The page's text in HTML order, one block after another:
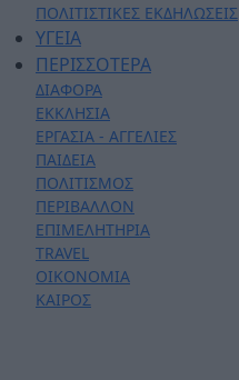
ΠΟΛΙΤΙΣΤΙΚΕΣ ΕΚΔΗΛΩΣΕΙΣ
ΥΓΕΙΑ
ΠΕΡΙΣΣΟΤΕΡΑ
ΔΙΑΦΟΡΑ
ΕΚΚΛΗΣΙΑ
ΕΡΓΑΣΙΑ - ΑΓΓΕΛΙΕΣ
ΠΑΙΔΕΙΑ
ΠΟΛΙΤΙΣΜΟΣ
ΠΕΡΙΒΑΛΛΟΝ
ΕΠΙΜΕΛΗΤΗΡΙΑ
TRAVEL
ΟΙΚΟΝΟΜΙΑ
ΚΑΙΡΟΣ